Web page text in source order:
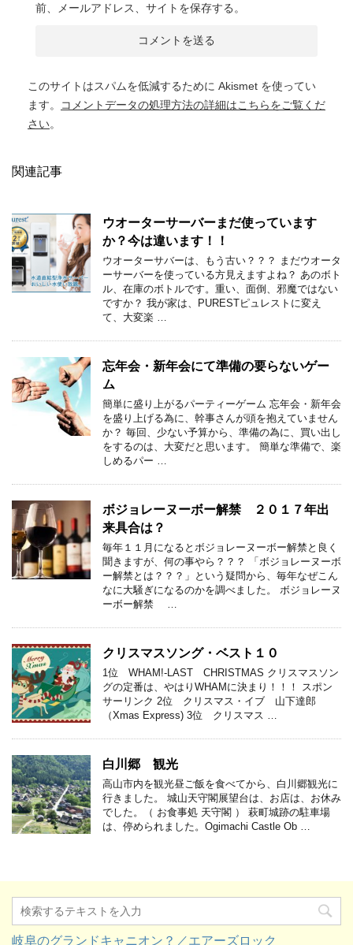
前、メールアドレス、サイトを保存する。
このサイトはスパムを低減するために Akismet を使ってい
ます。
コメントデータの処理方法の詳細はこちらをご覧くだ
さい。
関連記事
ウオーターサーバーまだ使っています
か？今は違います！！
ウオーターサバーは、もう古い？？？ まだウオータ
ーサーバーを使っている方見えますよね？ あのボト
ル、在庫のボトルです。重い、面倒、邪魔ではない
ですか？ 我が家は、PURESTピュレストに変え
て、大変楽 …
忘年会・新年会にて準備の要らないゲー
ム
簡単に盛り上がるパーティーゲーム 忘年会・新年会
を盛り上げる為に、幹事さんが頭を抱えていません
か？ 毎回、少ない予算から、準備の為に、買い出し
をするのは、大変だと思います。 簡単な準備で、楽
しめるパー …
ボジョレーヌーボー解禁 ２０１７年出
来具合は？
毎年１１月になるとボジョレーヌーボー解禁と良く
聞きますが、何の事やら？？？ 「ボジョレーヌーボ
ー解禁とは？？？」という疑問から、毎年なぜこん
なに大騒ぎになるのかを調べました。 ボジョレーヌ
ーボー解禁 …
クリスマスソング・ベスト１０
1位 WHAM!-LAST CHRISTMAS クリスマスソン
グの定番は、やはりWHAMに決まり！！！ スポン
サーリンク 2位 クリスマス・イブ 山下達郎
（Xmas Express) 3位 クリスマス …
白川郷 観光
高山市内を観光昼ご飯を食べてから、白川郷観光に
行きました。 城山天守閣展望台は、お店は、お休み
でした。（ お食事処 天守閣 ） 萩町城跡の駐車場
は、停められました。Ogimachi Castle Ob …
岐阜のグランドキャニオン？／エアーズロック